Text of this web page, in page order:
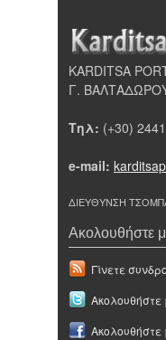
KARDITSA
Γ.
Τηλ: (+30)
e-mail:
ΔΙΕΥΘΥΝΣΗ
Ακολουθήστε
Γίνετε
Ακολουθήστε
Ακολουθήστε